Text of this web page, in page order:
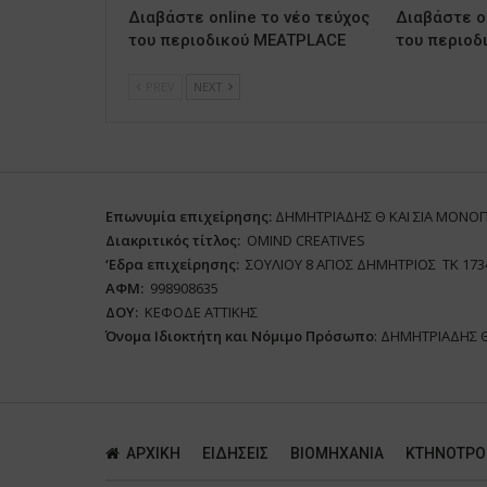
Διαβάστε online το νέο τεύχος
του περιοδικού MEATPLACE
Διαβάστε
του
NEXT
Επωνυμία επιχείρησης: ΔΗΜΗΤΡΙΑΔΗΣ Θ ΚΑΙ ΣΙΑ
Διακριτικός τίτλος: ΟΜΙΝD CREATIVES
‘Eδρα επιχείρησης: ΣΟΥΛΙΟΥ 8 ΑΓΙΟΣ ΔΗΜΗΤΡΙΟΣ ΤΚ
ΑΦΜ: 998908635
ΔΟΥ: ΚΕΦΟΔΕ ΑΤΤΙΚΗΣ
Όνομα Ιδιοκτήτη και Νόμιμο Πρόσωπο: ΔΗΜΗΤΡΙΑΔΗΣ
ΑΡΧΙΚΗ ΕΙΔΗΣΕΙΣ ΒΙΟΜΗΧΑΝΙΑ